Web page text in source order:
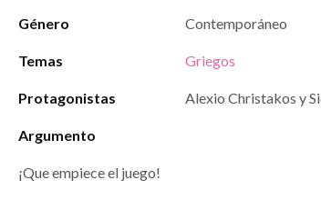
Género Contemporáneo
Temas Griegos
Protagonistas Alexio Christakos y
Argumento
¡Que empiece el juego!